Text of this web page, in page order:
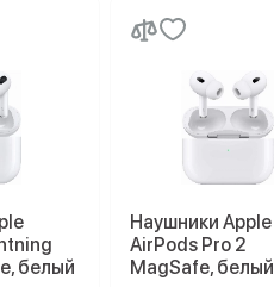
белый
Наушники Apple
AirPods Pro 2
MagSafe, белый